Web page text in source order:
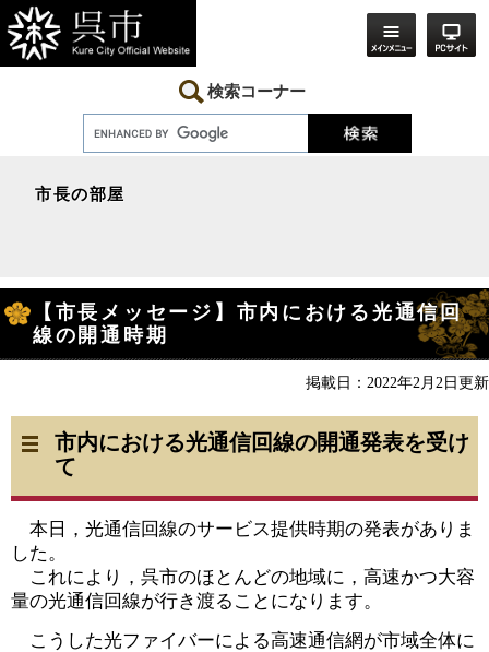
ー
ジ
の
ニ
ュ
ー
検索コーナー
市長の部屋
文
【市長メッセージ】市内における光通信回
線の開通時期
掲載日：2022年2月2日更新
市内における光通信回線の開通発表を受け
て
本日，光通信回線のサービス提供時期の発表がありま
した。
これにより，呉市のほとんどの地域に，高速かつ大容
量の光通信回線が行き渡ることになります。
こうした光ファイバーによる高速通信網が市域全体に